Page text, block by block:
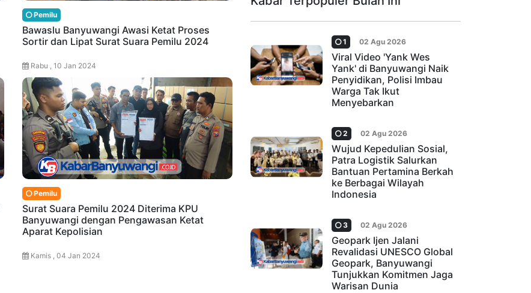
Pemilu
Bawaslu Banyuwangi Awasi Ketat Proses
Sortir dan Lipat Surat Suara Pemilu 2024
Rabu , 10 Jan 2024
Pemilu
Surat Suara Pemilu 2024 Diterima KPU
Banyuwangi dengan Pengawasan Ketat
Aparat Kepolisian
Kamis , 04 Jan 2024
1 02 Agu 2026
Viral Video 'Yank Wes
Yank' di Banyuwangi Naik
Penyidikan, Polisi Imbau
Warga Tak Ikut
Menyebarkan
2 02 Agu 2026
Wujud Kepedulian Sosial,
Patra Logistik Salurkan
Bantuan Pertamina Berkah
ke Berbagai Wilayah
Indonesia
3 02 Agu 2026
Geopark Ijen Jalani
Revalidasi UNESCO Global
Geopark, Banyuwangi
Tunjukkan Komitmen Jaga
Warisan Dunia